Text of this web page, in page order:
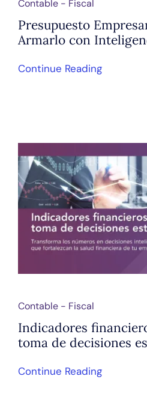
Contable - Fiscal
Presupuesto
Armarlo con
Continue Reading
Contable - Fiscal
Indicadores
toma de decisiones
Continue Reading